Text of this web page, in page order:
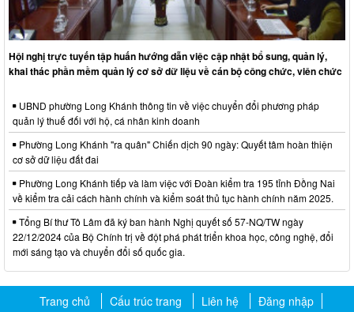
Hội nghị trực tuyến tập huấn hướng dẫn việc cập nhật bổ sung, quản lý,
khai thác phần mềm quản lý cơ sở dữ liệu về cán bộ công chức, viên chức
UBND phường Long Khánh thông tin về việc chuyển đổi phương pháp
quản lý thuế đối với hộ, cá nhân kinh doanh
Phường Long Khánh "ra quân" Chiến dịch 90 ngày: Quyết tâm hoàn thiện
cơ sở dữ liệu đất đai
Phường Long Khánh tiếp và làm việc với Đoàn kiểm tra 195 tỉnh Đồng Nai
về kiểm tra cải cách hành chính và kiểm soát thủ tục hành chính năm 2025.
Tổng Bí thư Tô Lâm đã ký ban hành Nghị quyết số 57-NQ/TW ngày
22/12/2024 của Bộ Chính trị về đột phá phát triển khoa học, công nghệ, đổi
mới sáng tạo và chuyển đổi số quốc gia.
Trang chủ Cấu trúc trang Liên hệ Đăng nhập